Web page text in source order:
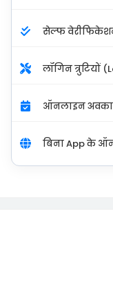
सेल्फ
लॉगिन त्रुटियों
ऑनलाइन
बिना App के